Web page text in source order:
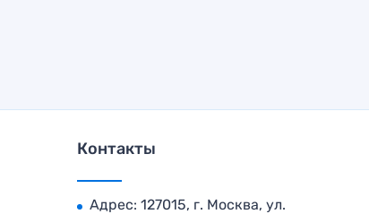
Контакты
Адрес: 127015, г. Москва, ул.